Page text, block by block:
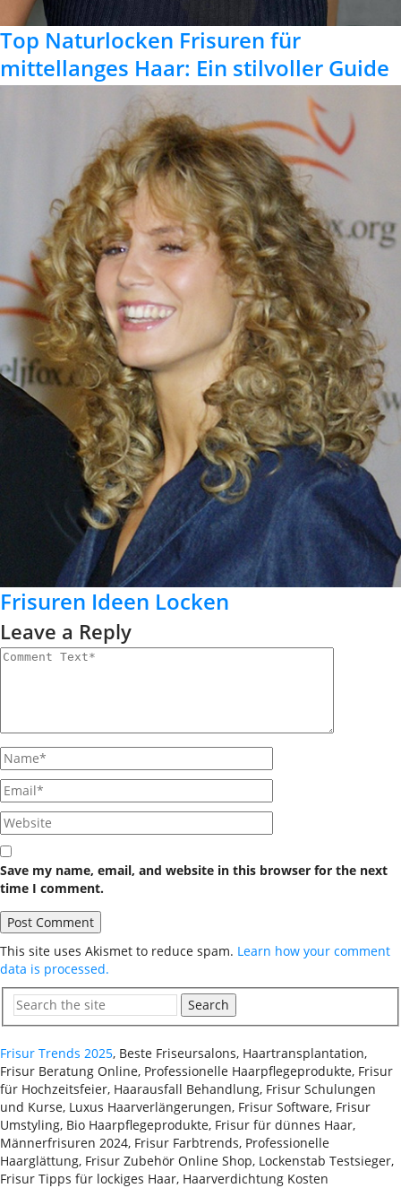
Top Naturlocken Frisuren für
mittellanges Haar: Ein stilvoller Guide
Frisuren Ideen Locken
Leave a Reply
Save my name, email, and website in this browser for the next
time I comment.
This site uses Akismet to reduce spam. Learn how your comment
data is processed.
Search
Frisur Trends 2025, Beste Friseursalons, Haartransplantation,
Frisur Beratung Online, Professionelle Haarpflegeprodukte, Frisur
für Hochzeitsfeier, Haarausfall Behandlung, Frisur Schulungen
und Kurse, Luxus Haarverlängerungen, Frisur Software, Frisur
Umstyling, Bio Haarpflegeprodukte, Frisur für dünnes Haar,
Männerfrisuren 2024, Frisur Farbtrends, Professionelle
Haarglättung, Frisur Zubehör Online Shop, Lockenstab Testsieger,
Frisur Tipps für lockiges Haar, Haarverdichtung Kosten